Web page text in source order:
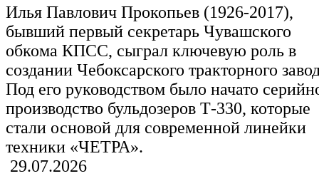
Илья Павлович Прокопьев (1926-2017),
бывший первый секретарь Чувашского
обкома КПСС, сыграл ключевую роль в
создании Чебоксарского тракторного
Под его руководством было начато
производство бульдозеров Т-330, которые
стали основой для современной линейки
техники «ЧЕТРА».
29.07.2026